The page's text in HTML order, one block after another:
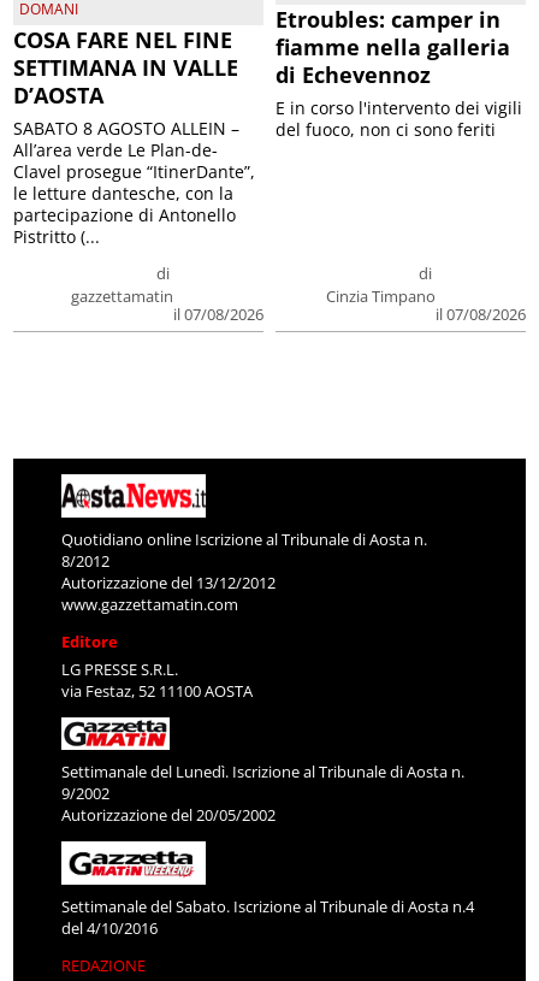
DOMANI
COSA FARE NEL FINE
SETTIMANA IN VALLE
D’AOSTA
di
gazzettamatin
il 07/08/2026
SABATO 8 AGOSTO ALLEIN –
All’area verde Le Plan-de-
Clavel prosegue “ItinerDante”,
le letture dantesche, con la
partecipazione di Antonello
Pistritto (...
Etroubles: camper in
fiamme nella galleria
di Echevennoz
di
Cinzia Timpano
il 07/08/2026
E in corso l'intervento dei vigili
del fuoco, non ci sono feriti
Quotidiano online Iscrizione al Tribunale di Aosta n.
8/2012
Autorizzazione del 13/12/2012
www.gazzettamatin.com
Editore
LG PRESSE S.R.L.
via Festaz, 52 11100 AOSTA
Settimanale del Lunedì. Iscrizione al Tribunale di Aosta n.
9/2002
Autorizzazione del 20/05/2002
Settimanale del Sabato. Iscrizione al Tribunale di Aosta n.4
del 4/10/2016
REDAZIONE